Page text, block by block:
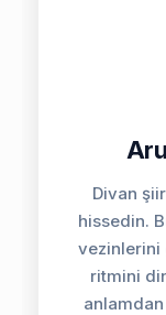
Divan
hissedin.
vezinlerini
ritmini